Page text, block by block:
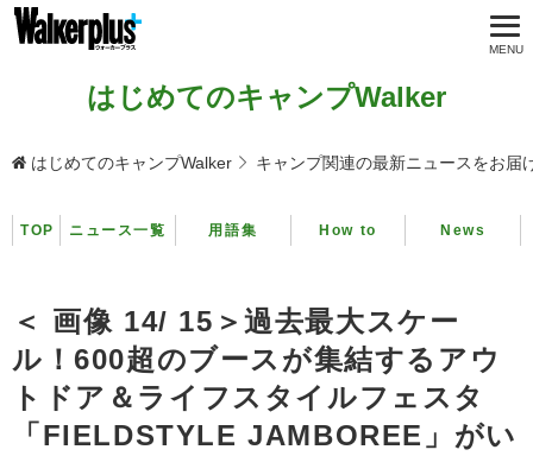
はじめてのキャンプWalker
はじめてのキャンプWalker キャンプ関連の最新ニュースをお届
TOP ニュース一覧 用語集 How to News
＜ 画像 14/ 15＞過去最大スケー
ル！600超のブースが集結するアウ
トドア＆ライフスタイルフェスタ
「FIELDSTYLE JAMBOREE」がい